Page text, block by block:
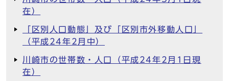
在）
「区別人口動態」及び「区別市外移動人口」
（平成24年2月中）
川崎市の世帯数・人口（平成24年2月1日現
在）